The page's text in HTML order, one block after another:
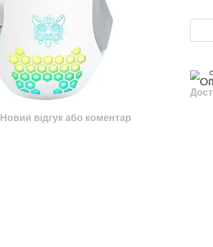
Новий відгук або коментар